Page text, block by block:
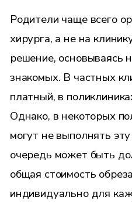
Родители чаще всего
хирурга, а не на
решение, основываясь
знакомых. В частных
платный, в
Однако, в некоторых
могут не выполнять
очередь может быть
общая стоимость
индивидуально для